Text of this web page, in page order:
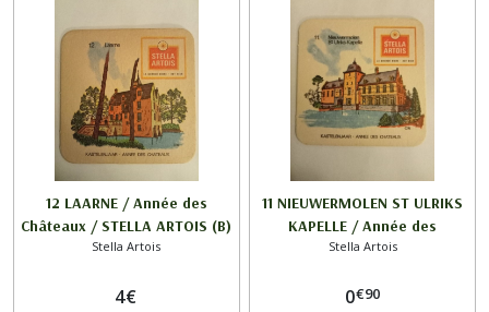
12 LAARNE / Année des
Châteaux / STELLA ARTOIS (B)
--- ( ERREUR IMPRESSION )
Stella Artois
4€
11 NIEUWERMOLEN ST ULRIKS
KAPELLE / Année des
Châteaux / STELLA ARTOIS (B)
Stella Artois
0€90